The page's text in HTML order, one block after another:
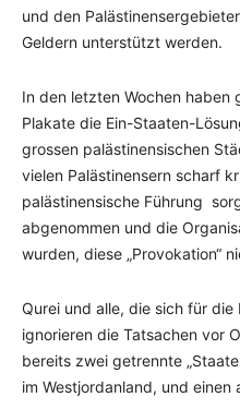
und den
Geldern unterstützt werden.
In den letzten Wochen haben
Plakate die Ein-Staaten-
grossen palästinensischen
vielen Palästinensern scharf
palästinensische Führung
abgenommen und die
wurden, diese „Provokation“
Qurei und alle, die sich für
ignorieren die Tatsachen vor
bereits zwei getrennte
im Westjordanland, und einen